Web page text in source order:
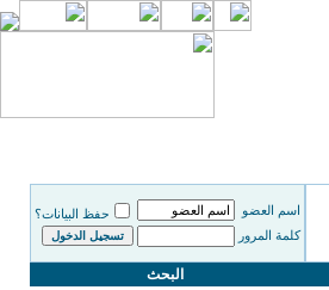
اسم العضو
حفظ البيانات؟
كلمة المرور
البحث